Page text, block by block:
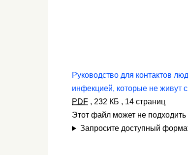
Руководство для контактов
инфекцией, которые не живут
PDF , 232 КБ , 14 страниц
Этот файл может не подходить
Запросите доступный